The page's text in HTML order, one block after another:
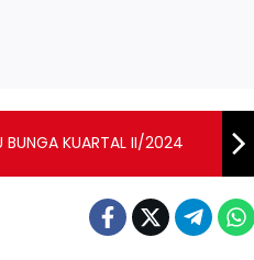
BUNGA KUARTAL II/2024